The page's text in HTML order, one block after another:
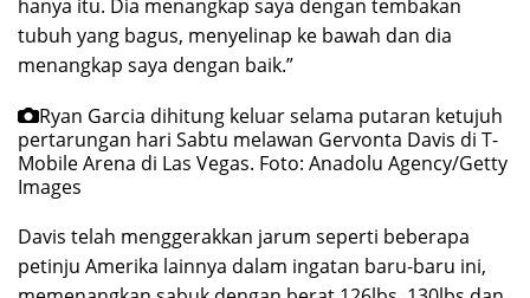
hanya itu. Dia menangkap saya dengan tembakan
tubuh yang bagus, menyelinap ke bawah dan dia
menangkap saya dengan baik.”
Ryan Garcia dihitung keluar selama putaran ketujuh
pertarungan hari Sabtu melawan Gervonta Davis di T-
Mobile Arena di Las Vegas. Foto: Anadolu Agency/Getty
Images
Davis telah menggerakkan jarum seperti beberapa
petinju Amerika lainnya dalam ingatan baru-baru ini,